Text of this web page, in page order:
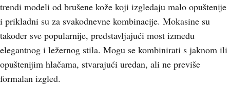
trendi modeli od brušene kože koji izgledaju malo opuštenije
i prikladni su za svakodnevne kombinacije. Mokasine su
također sve popularnije, predstavljajući most između
elegantnog i ležernog stila. Mogu se kombinirati s jaknom ili
opuštenijim hlačama, stvarajući uredan, ali ne previše
formalan izgled.